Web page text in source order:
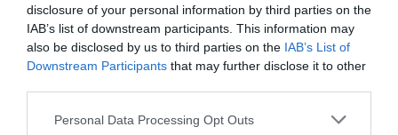
disclosure of your personal information by third parties on the
IAB’s list of downstream participants. This information may
also be disclosed by us to third parties on the IAB’s List of
Downstream Participants that may further disclose it to other
Personal Data Processing Opt Outs
Para ello, también puede resultar útil realizar alguna
prueba al candidato, tanto de conocimientos, como un
test de personalidad.
Selección